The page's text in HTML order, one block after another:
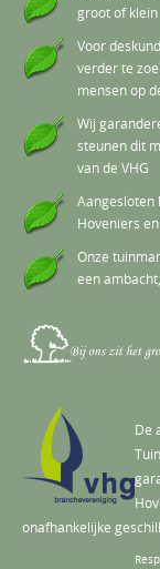
groot of klein
Voor
verder te
mensen op
Wij
steunen dit
van de VHG
Aangesloten
Hoveniers
Onze
een
De
onafhankelijke